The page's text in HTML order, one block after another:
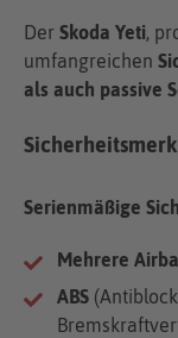
Der Skoda Yeti,
umfangreichen
als auch passive
Serienmäßige
Mehrere
ABS